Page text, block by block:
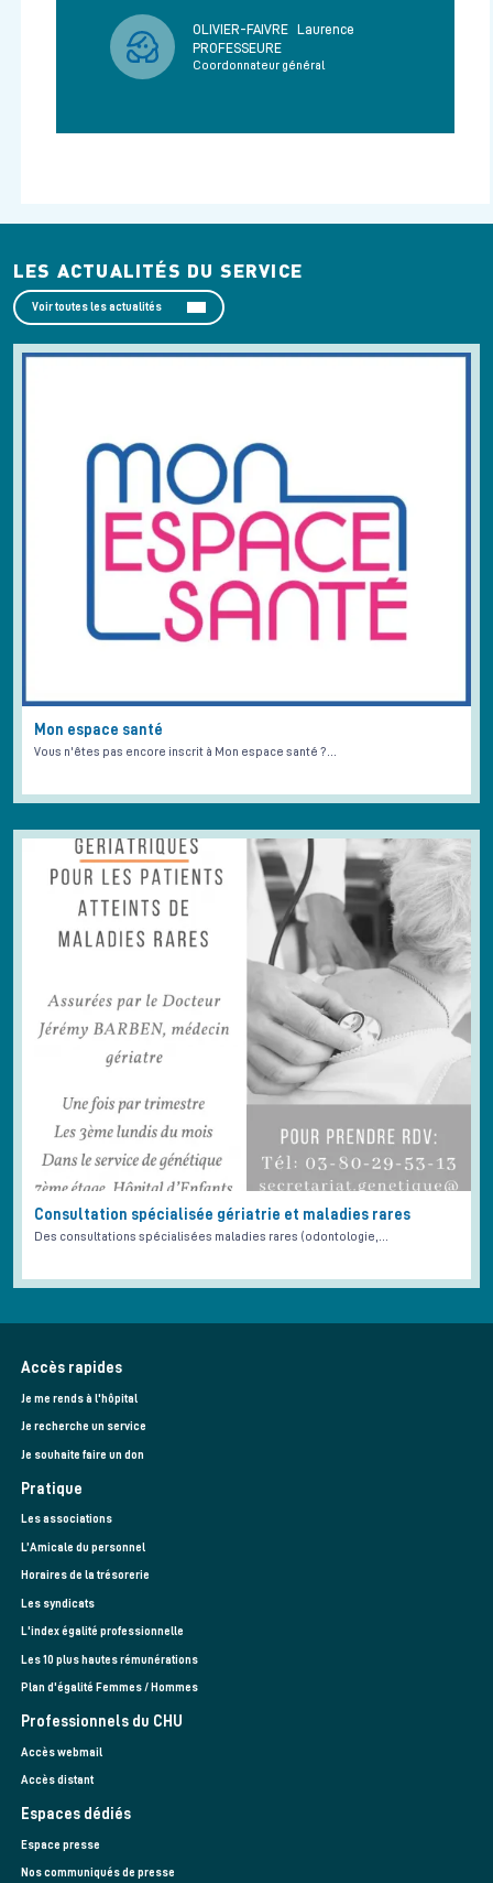
OLIVIER-FAIVRE
Laurence
PROFESSEURE
Coordonnateur général
LES ACTUALITÉS DU SERVICE
Voir toutes les actualités
Mon espace santé
Vous n'êtes pas encore inscrit à Mon espace santé ?…
Consultation spécialisée gériatrie et maladies rares
Des consultations spécialisées maladies rares (odontologie,…
Accès rapides
Je me rends à l'hôpital
Je recherche un service
Je souhaite faire un don
Pratique
Les associations
L’Amicale du personnel
Horaires de la trésorerie
Les syndicats
L'index égalité professionnelle
Les 10 plus hautes rémunérations
Plan d'égalité Femmes / Hommes
Professionnels du CHU
Accès webmail
Accès distant
Espaces dédiés
Espace presse
Nos communiqués de presse